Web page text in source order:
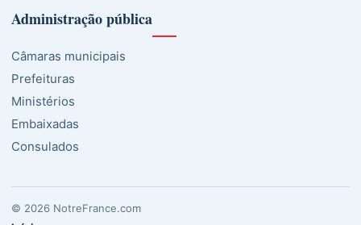
Administração pública
Câmaras municipais
Prefeituras
Ministérios
Embaixadas
Consulados
© 2026 NotreFrance.com